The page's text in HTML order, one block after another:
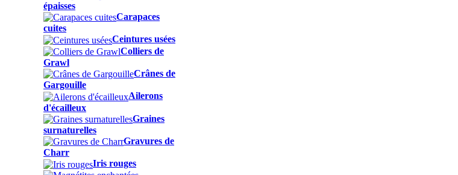
épaisses
Carapaces
cuites
Ceintures usées
Colliers de
Grawl
Crânes de
Gargouille
Ailerons
d'écailleux
Graines
surnaturelles
Gravures de
Charr
Iris rouges